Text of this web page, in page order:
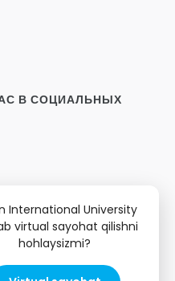
В СОЦИАЛЬНЫХ
International University
virtual sayohat qilishni
hohlaysizmi?